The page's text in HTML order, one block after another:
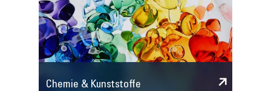
Chemie & Kunststoffe